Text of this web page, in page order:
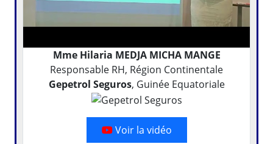
Mme Hilaria MEDJA MICHA MANGE
Responsable RH, Région Continentale
Gepetrol Seguros, Guinée Equatoriale
Voir la vidéo